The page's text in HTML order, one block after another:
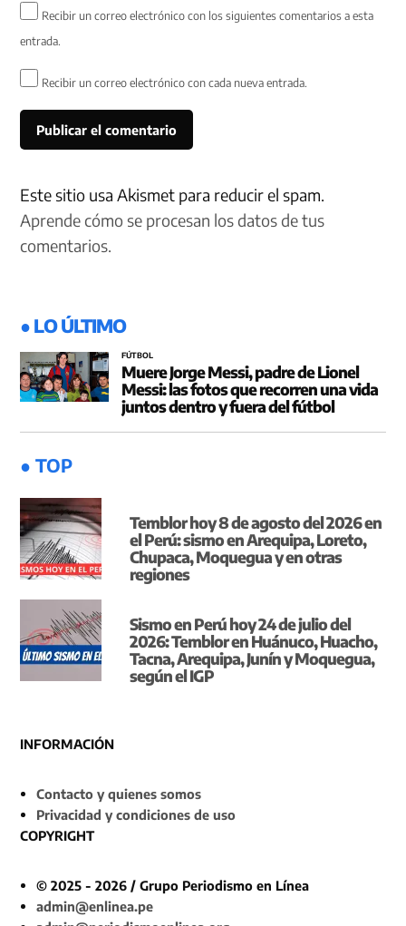
Recibir un correo electrónico con los siguientes comentarios a esta
entrada.
Recibir un correo electrónico con cada nueva entrada.
Este sitio usa Akismet para reducir el spam.
Aprende cómo se procesan los datos de tus
comentarios.
● LO ÚLTIMO
FÚTBOL
Muere Jorge Messi, padre de Lionel
Messi: las fotos que recorren una vida
juntos dentro y fuera del fútbol
● TOP
Temblor hoy 8 de agosto del 2026 en
el Perú: sismo en Arequipa, Loreto,
Chupaca, Moquegua y en otras
regiones
Sismo en Perú hoy 24 de julio del
2026: Temblor en Huánuco, Huacho,
Tacna, Arequipa, Junín y Moquegua,
según el IGP
INFORMACIÓN
Contacto y quienes somos
Privacidad y condiciones de uso
COPYRIGHT
© 2025 - 2026 / Grupo Periodismo en Línea
admin@enlinea.pe